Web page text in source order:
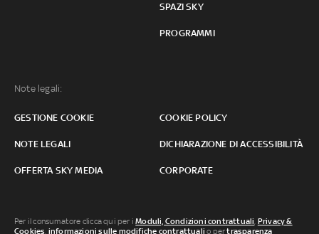
SPAZI SKY
PROGRAMMI
Note legali:
GESTIONE COOKIE COOKIE POLICY
NOTE LEGALI DICHIARAZIONE DI ACCESSIBILITÀ
OFFERTA SKY MEDIA CORPORATE
Per il consumatore clicca qui per iModuli, Condizioni contrattuali, Privacy &
Cookies, informazioni sulle modifiche contrattuali o pertrasparenza